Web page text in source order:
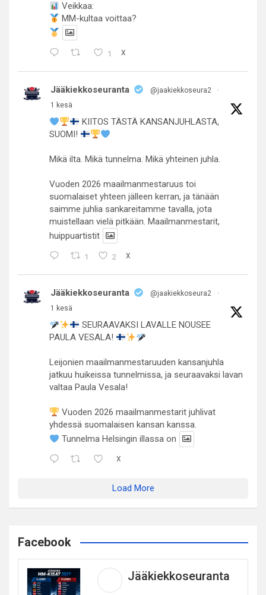
Veikkaa:
MM-kultaa voittaa?
1 X
Jääkiekkoseuranta @jaakiekkoseura2
·
1 kesä
KIITOS TÄSTÄ KANSANJUHLASTA,
SUOMI!
Mikä ilta. Mikä tunnelma. Mikä yhteinen juhla.
Vuoden 2026 maailmanmestaruus toi
suomalaiset yhteen jälleen kerran, ja tänään
saimme juhlia sankareitamme tavalla, jota
muistellaan vielä pitkään. Maailmanmestarit,
huippuartistit
1 2 X
Jääkiekkoseuranta @jaakiekkoseura2
·
1 kesä
SEURAAVAKSI LAVALLE NOUSEE
PAULA VESALA!
Leijonien maailmanmestaruuden kansanjuhla
jatkuu huikeissa tunnelmissa, ja seuraavaksi lavan
valtaa Paula Vesala!
Vuoden 2026 maailmanmestarit juhlivat
yhdessä suomalaisen kansan kanssa.
Tunnelma Helsingin illassa on
X
Load More
Facebook
Jääkiekkoseuranta